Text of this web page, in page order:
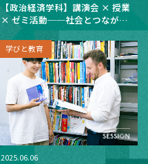
【政治経済学科】講演会 × 授業
× ゼミ活動──社会とつながる
学びがここにある
学びと教育
2025.06.06